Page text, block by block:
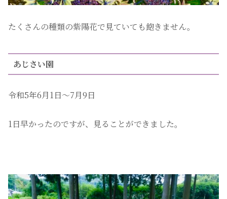
たくさんの種類の紫陽花で見ていても飽きません。
あじさい園
令和5年6月1日〜7月9日
1日早かったのですが、見ることができました。